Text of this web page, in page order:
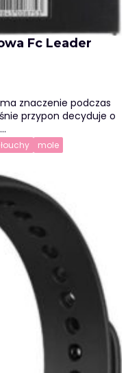
Fc Leader
znaczenie podczas
przypon decyduje o
mole